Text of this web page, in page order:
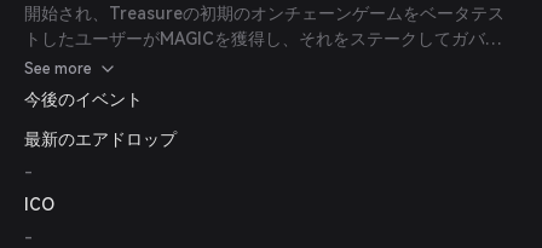
開始され、Treasureの初期のオンチェーンゲームをベータテス
トしたユーザーがMAGICを獲得し、それをステークしてガバナ
ンスに参加しエコシステムの成長に貢献できるようになりまし
た。(
docs.treasure.lol
See more
今後のイベント
最新のエアドロップ
-
ICO
-